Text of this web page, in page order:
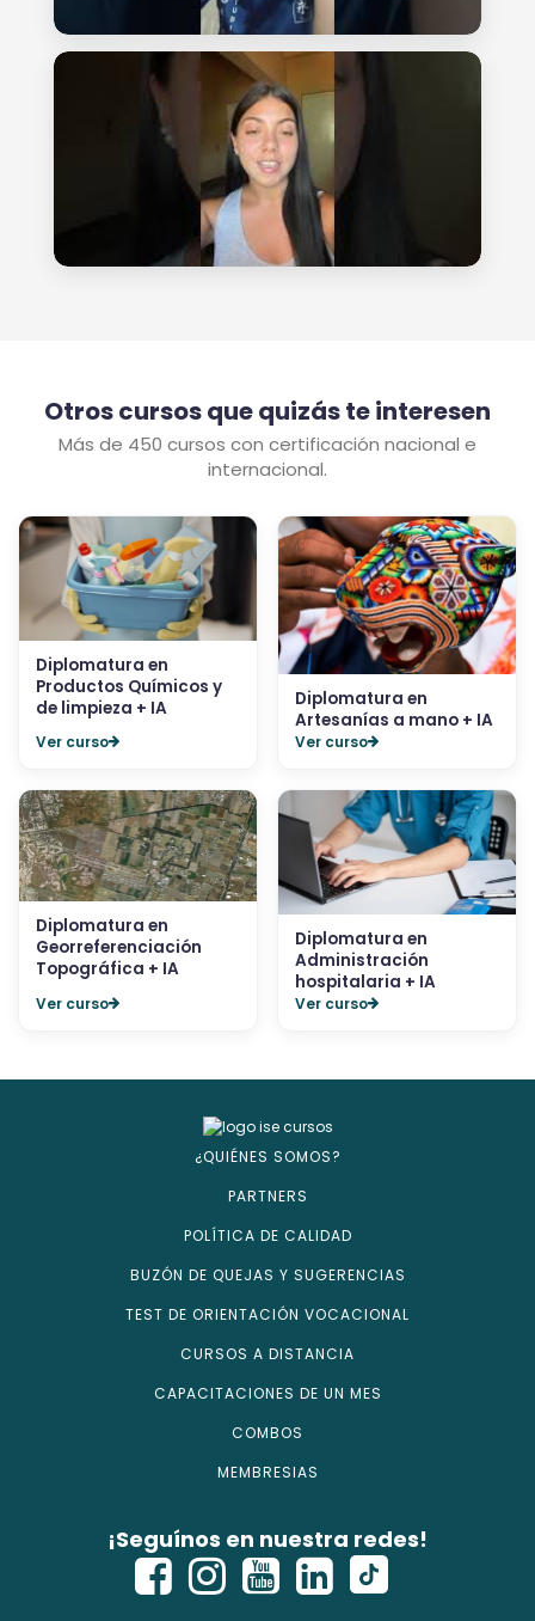
Otros cursos que quizás te interesen
Más de 450 cursos con certificación nacional e
internacional.
Diplomatura en
Productos Químicos y
de limpieza + IA
Ver curso
Diplomatura en
Artesanías a mano + IA
Ver curso
Diplomatura en
Georreferenciación
Topográfica + IA
Ver curso
Diplomatura en
Administración
hospitalaria + IA
Ver curso
¿QUIÉNES SOMOS?
PARTNERS
POLÍTICA DE CALIDAD
BUZÓN DE QUEJAS Y SUGERENCIAS
TEST DE ORIENTACIÓN VOCACIONAL
CURSOS A DISTANCIA
CAPACITACIONES DE UN MES
COMBOS
MEMBRESIAS
¡Seguínos en nuestra redes!